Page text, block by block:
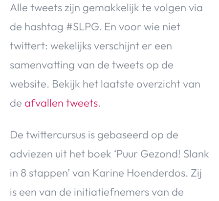
Food & Drinks Health & Beauty Gadgets
Huis & Tuin
Alle tweets zijn gemakkelijk te volgen via
de hashtag #SLPG. En voor wie niet
twittert: wekelijks verschijnt er een
samenvatting van de tweets op de
website. Bekijk het laatste overzicht van
de afvallen tweets.
De twittercursus is gebaseerd op de
adviezen uit het boek ‘Puur Gezond! Slank
in 8 stappen’ van Karine Hoenderdos. Zij
is een van de initiatiefnemers van de